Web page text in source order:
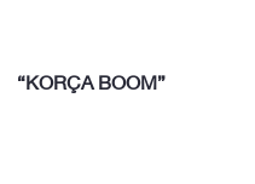
“KORÇA BOOM”